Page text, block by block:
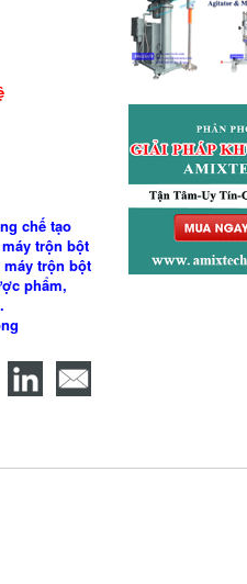
chế tạo
trộn bột
trộn bột
phẩm,